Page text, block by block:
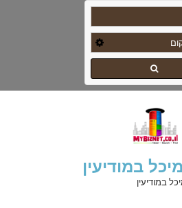
במודיעין
במודיעין